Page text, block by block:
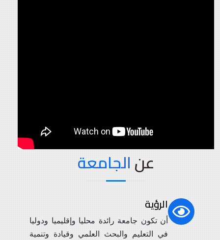
عنالجامعة
الرؤية
أن تكون جامعة رائدة محليا وإقليميا ودوليا
في التعليم والبحث العلمي وقيادة وتنمية